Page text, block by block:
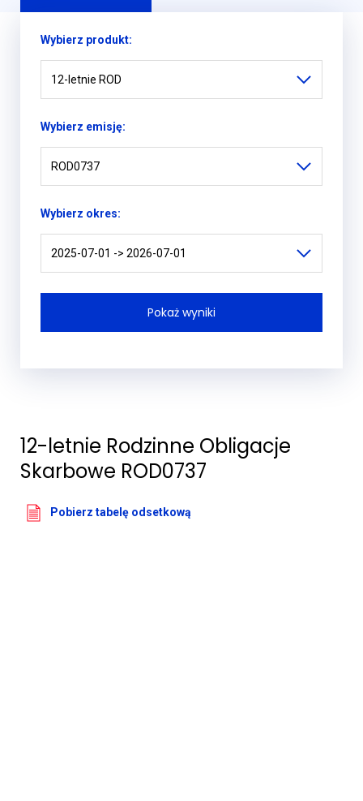
Wybierz produkt:
12-letnie ROD
Wybierz emisję:
ROD0737
Wybierz okres:
2025-07-01 -> 2026-07-01
12-letnie Rodzinne Obligacje
Skarbowe ROD0737
Pobierz tabelę odsetkową